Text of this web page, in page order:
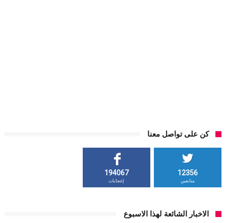
كن على تواصل معنا
12356
متابعين
194067
إعجابات
الاخبار الشائعة لهذا الاسبوع